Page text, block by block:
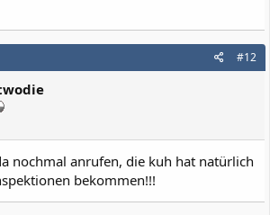
#12
nochmal anrufen, die kuh hat natürlich
bekommen!!!